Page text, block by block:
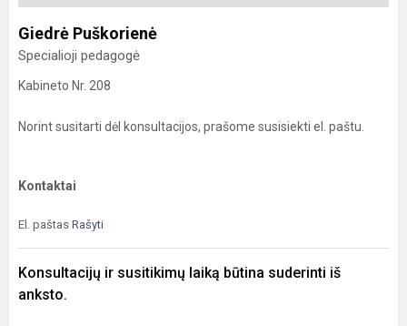
Giedrė Puškorienė
Specialioji pedagogė
Kabineto Nr. 208
Norint susitarti dėl konsultacijos, prašome susisiekti el. paštu.
Kontaktai
El. paštas Rašyti
Konsultacijų ir susitikimų laiką būtina suderinti iš
anksto.